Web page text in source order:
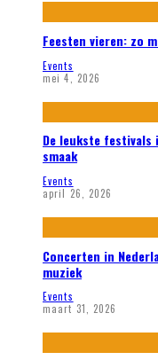
Feesten vieren: zo
Events
mei 4, 2026
De leukste festivals
smaak
Events
april 26, 2026
Concerten in
muziek
Events
maart 31, 2026